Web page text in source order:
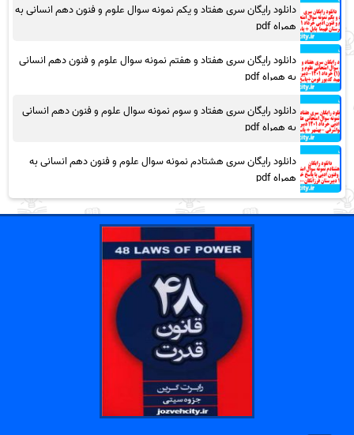
دانلود رایگان سری هفتاد و یکم نمونه سوال علوم و فنون دهم انسانی به
همراه pdf
دانلود رایگان سری هفتاد و هفتم نمونه سوال علوم و فنون دهم انسانی
به همراه pdf
دانلود رایگان سری هفتاد و سوم نمونه سوال علوم و فنون دهم انسانی
به همراه pdf
دانلود رایگان سری هشتادم نمونه سوال علوم و فنون دهم انسانی به
همراه pdf